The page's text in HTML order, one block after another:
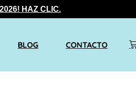
HAZ CLIC.
BLOG CONTACTO